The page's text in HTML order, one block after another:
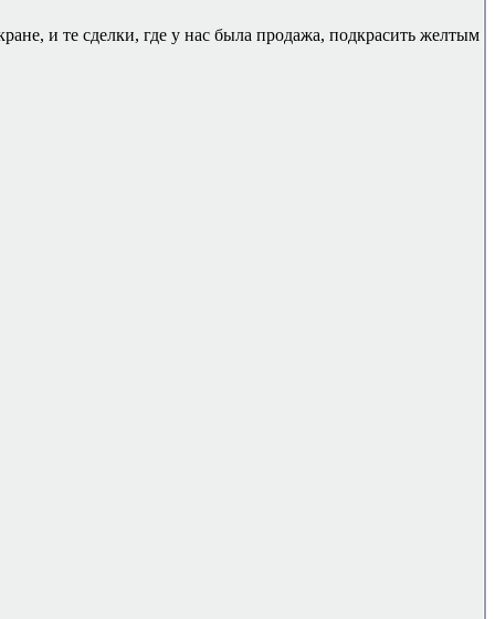
и те сделки, где у нас была продажа, подкрасить желтым